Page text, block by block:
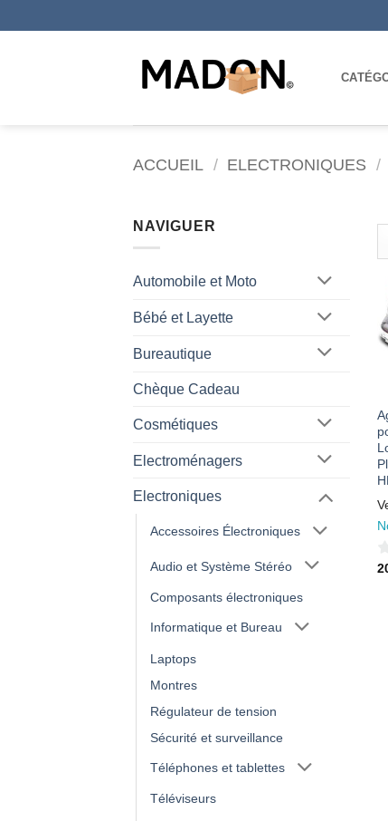
au
ACCUEIL / ELECTRONIQUES /
NAVIGUER
Automobile et Moto
Bébé et Layette
Bureautique
Chèque Cadeau
Cosmétiques
Electroménagers
Electroniques
Accessoires Électroniques
Audio et Système Stéréo
Composants électroniques
Informatique et Bureau
Laptops
Montres
Régulateur de tension
Sécurité et surveillance
Téléphones et tablettes
Téléviseurs
0